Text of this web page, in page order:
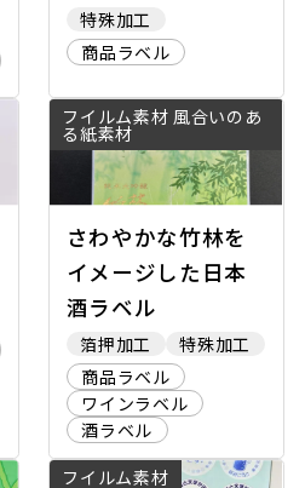
特殊加工
商品ラベル
フイルム素材 風合いのあ
る紙素材
さわやかな竹林を
イメージした日本
酒ラベル
箔押加工
特殊加工
商品ラベル
ワインラベル
酒ラベル
フイルム素材